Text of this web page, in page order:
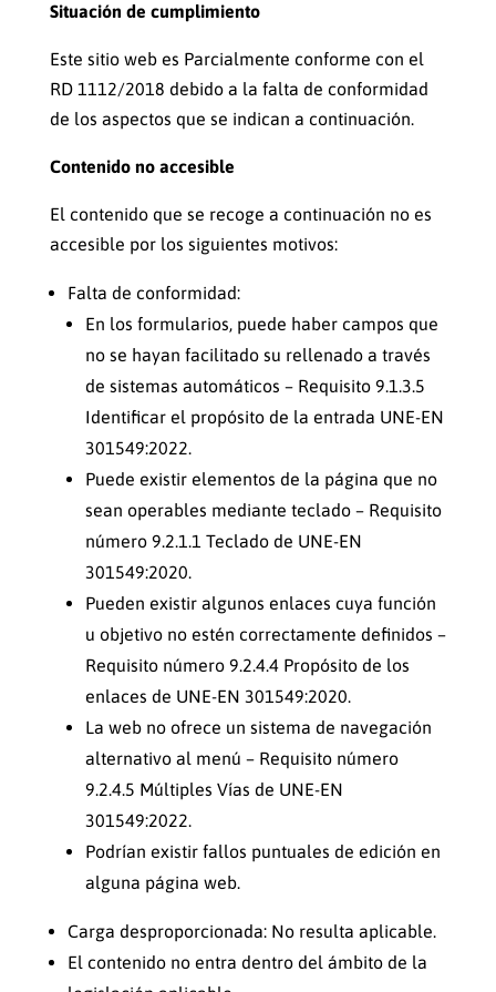
Situación de cumplimiento
Este sitio web es Parcialmente conforme con el
RD 1112/2018 debido a la falta de conformidad
de los aspectos que se indican a continuación.
Contenido no accesible
El contenido que se recoge a continuación no es
accesible por los siguientes motivos:
Falta de conformidad:
En los formularios, puede haber campos que
no se hayan facilitado su rellenado a través
de sistemas automáticos – Requisito 9.1.3.5
Identificar el propósito de la entrada UNE-EN
301549:2022.
Puede existir elementos de la página que no
sean operables mediante teclado – Requisito
número 9.2.1.1 Teclado de UNE-EN
301549:2020.
Pueden existir algunos enlaces cuya función
u objetivo no estén correctamente definidos –
Requisito número 9.2.4.4 Propósito de los
enlaces de UNE-EN 301549:2020.
La web no ofrece un sistema de navegación
alternativo al menú – Requisito número
9.2.4.5 Múltiples Vías de UNE-EN
301549:2022.
Podrían existir fallos puntuales de edición en
alguna página web.
Carga desproporcionada: No resulta aplicable.
El contenido no entra dentro del ámbito de la